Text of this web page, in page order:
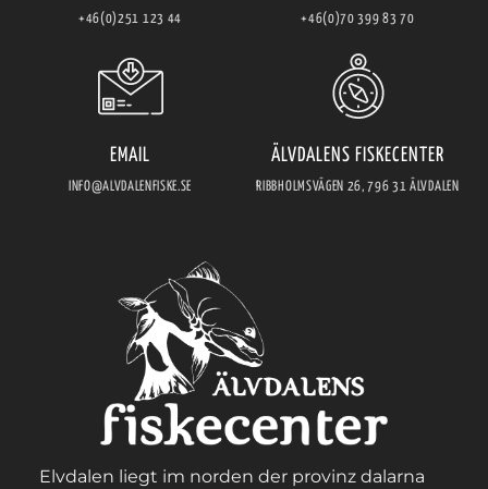
+46(0)251 123 44 +46(0)70 399 83 70
EMAIL
INFO@ALVDALENFISKE.SE
ÄLVDALENS FISKECENTER
RIBBHOLMSVÄGEN 26, 796 31 ÄLVDALEN
Elvdalen liegt im norden der provinz dalarna